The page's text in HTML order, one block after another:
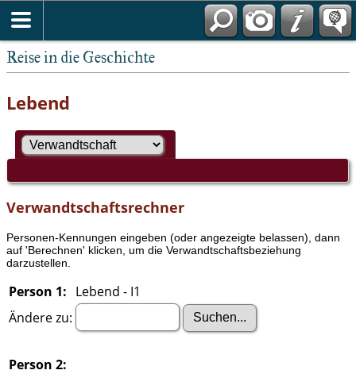
Reise in die Geschichte
Lebend
Verwandtschaftsrechner
Personen-Kennungen eingeben (oder angezeigte belassen), dann
auf 'Berechnen' klicken, um die Verwandtschaftsbeziehung
darzustellen.
Person 1: Lebend - I1
Ändere zu:
Person 2: